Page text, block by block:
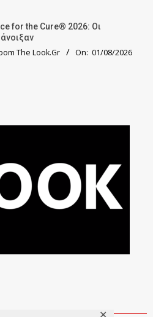
✕
for the Cure® 2026: Οι
The Look.Gr On: 01/08/2026